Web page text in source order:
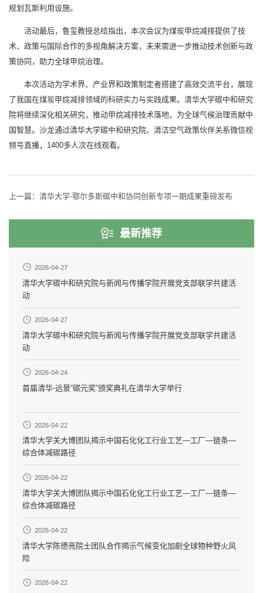
规划瓦斯利用设施。
活动最后，鲁玺教授总结指出，本次会议为煤炭甲烷减排提供了技
术、政策与国际合作的多视角解决方案，未来需进一步推动技术创新与政
策协同，助力全球甲烷治理。
本次活动为学术界、产业界和政策制定者搭建了高效交流平台，展现
了我国在煤炭甲烷减排领域的科研实力与实践成果。清华大学碳中和研究
院将继续深化相关研究，推动甲烷减排技术落地，为全球气候治理贡献中
国智慧。沙龙通过清华大学碳中和研究院、清洁空气政策伙伴关系微信视
频号直播，1400多人次在线观看。
上一篇： 清华大学-鄂尔多斯碳中和协同创新专项一期成果重磅发布
最新推荐
2026-04-27
清华大学碳中和研究院与新闻与传播学院开展党支部联学共建活
动
2026-04-27
清华大学碳中和研究院与新闻与传播学院开展党支部联学共建活
动
2026-04-24
首届清华-远景“碳元奖”颁奖典礼在清华大学举行
2026-04-22
清华大学关大博团队揭示中国石化化工行业工艺—工厂—链条—
综合体减碳路径
2026-04-22
清华大学关大博团队揭示中国石化化工行业工艺—工厂—链条—
综合体减碳路径
2026-04-22
清华大学陈德亮院士团队合作揭示气候变化加剧全球物种野火风
险
2026-04-22